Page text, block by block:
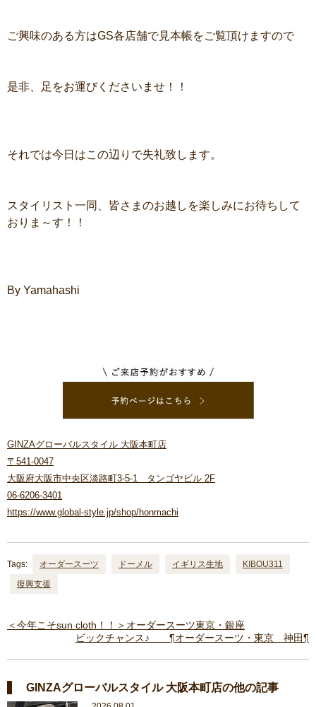
ご興味のある方はGS各店舗で見本帳をご覧頂けますので
是非、足をお運びくださいませ！！
それでは今日はこの辺りで失礼致します。
スタイリスト一同、皆さまのお越しを楽しみにお待ちして
おりま～す！！
By Yamahashi
GINZAグローバルスタイル 大阪本町店
〒541-0047
大阪府大阪市中央区淡路町3-5-1 タンゴヤビル 2F
06-6206-3401
https://www.global-style.jp/shop/honmachi
Tags: オーダースーツ ドーメル イギリス生地
KIBOU311
復興支援
＜今年こそsun cloth！！＞オーダースーツ東京・銀座
ビックチャンス♪ ¶オーダースーツ・東京 神田¶
GINZAグローバルスタイル 大阪本町店の他の記事